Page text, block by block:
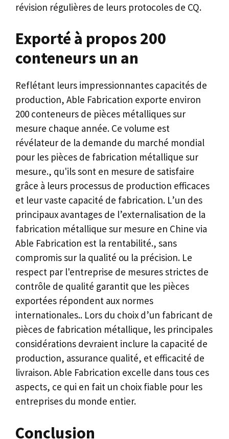
révision régulières de leurs protocoles de CQ.
Exporté à propos 200
conteneurs un an
Reflétant leurs impressionnantes capacités de
production, Able Fabrication exporte environ
200 conteneurs de pièces métalliques sur
mesure chaque année. Ce volume est
révélateur de la demande du marché mondial
pour les pièces de fabrication métallique sur
mesure., qu'ils sont en mesure de satisfaire
grâce à leurs processus de production efficaces
et leur vaste capacité de fabrication. L’un des
principaux avantages de l’externalisation de la
fabrication métallique sur mesure en Chine via
Able Fabrication est la rentabilité., sans
compromis sur la qualité ou la précision. Le
respect par l'entreprise de mesures strictes de
contrôle de qualité garantit que les pièces
exportées répondent aux normes
internationales.. Lors du choix d’un fabricant de
pièces de fabrication métallique, les principales
considérations devraient inclure la capacité de
production, assurance qualité, et efficacité de
livraison. Able Fabrication excelle dans tous ces
aspects, ce qui en fait un choix fiable pour les
entreprises du monde entier.
Conclusion